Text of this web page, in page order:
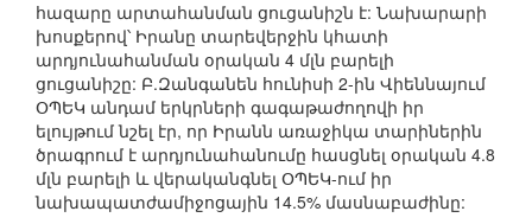
հազարը արտահանման ցուցանիշն է: Նախարարի
խոսքերով՝ Իրանը տարեվերջին կհատի
արդյունահանման օրական 4 մլն բարելի
ցուցանիշը: Բ.Զանգանեն հունիսի 2-ին Վիեննայում
ՕՊԵԿ անդամ երկրների գագաթաժողովի իր
ելույթում նշել էր, որ Իրանն առաջիկա տարիներին
ծրագրում է արդյունահանումը հասցնել օրական 4.8
մլն բարելի և վերականգնել ՕՊԵԿ-ում իր
նախապատժամիջոցային 14.5% մասնաբաժինը: